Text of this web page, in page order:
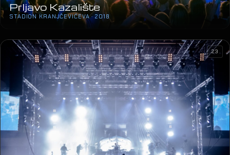
Gibonni
SPENS · 2018
22